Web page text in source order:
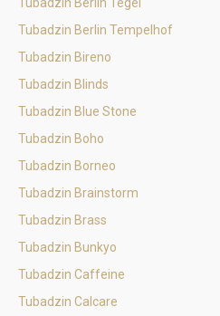
Tubadzin Berlin Tempelhof
Tubadzin Bireno
Tubadzin Blinds
Tubadzin Blue Stone
Tubadzin Boho
Tubadzin Borneo
Tubadzin Brainstorm
Tubadzin Brass
Tubadzin Bunkyo
Tubadzin Caffeine
Tubadzin Calcare